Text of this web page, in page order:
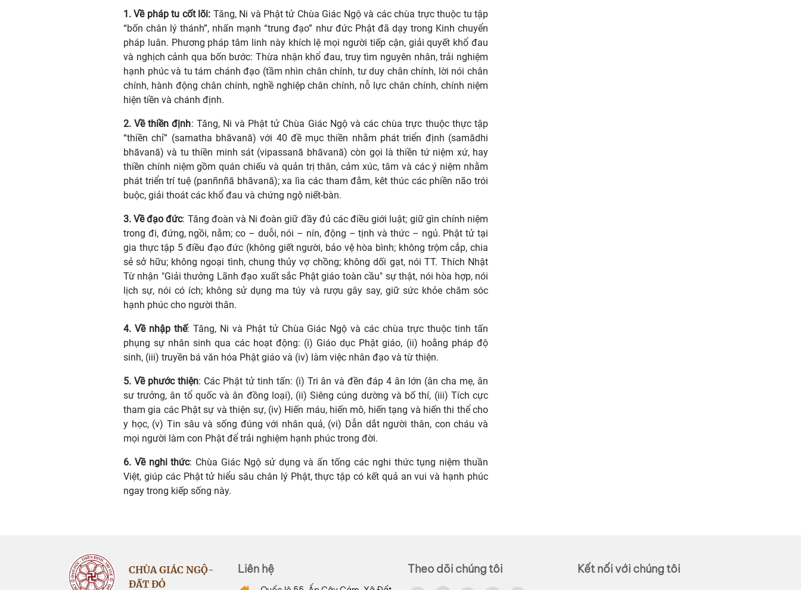
1. Về pháp tu cốt lõi: Tăng, Ni và Phật tử Chùa Giác Ngộ và các chùa trực thuộc tu tập
“bốn chân lý thánh”, nhấn mạnh “trung đạo” như đức Phật đã dạy trong Kinh chuyển
pháp luân. Phương pháp tâm linh này khích lệ mọi người tiếp cận, giải quyết khổ đau
và nghịch cảnh qua bốn bước: Thừa nhận khổ đau, truy tìm nguyên nhân, trải nghiệm
hạnh phúc và tu tám chánh đạo (tầm nhìn chân chính, tư duy chân chính, lời nói chân
chính, hành động chân chính, nghề nghiệp chân chính, nỗ lực chân chính, chính niệm
hiện tiền và chánh định.
2. Về thiền định: Tăng, Ni và Phật tử Chùa Giác Ngộ và các chùa trực thuộc thực tập
“thiền chỉ” (samatha bhāvanā) với 40 đề mục thiền nhằm phát triển định (samādhi
bhāvanā) và tu thiền minh sát (vipassanā bhāvanā) còn gọi là thiền tứ niệm xứ, hay
thiền chính niệm gồm quán chiếu và quản trị thân, cảm xúc, tâm và các ý niệm nhằm
phát triển trí tuệ (panñnñā bhāvanā); xa lìa các tham đắm, kêt thúc các phiền não trói
buộc, giải thoát các khổ đau và chứng ngộ niết-bàn.
3. Về đạo đức: Tăng đoàn và Ni đoàn giữ đầy đủ các điều giới luật; giữ gìn chính niệm
trong đi, đứng, ngồi, nằm; co – duỗi, nói – nín, động – tịnh và thức – ngủ. Phật tử tại
gia thực tập 5 điều đạo đức (không giết người, bảo vệ hòa bình; không trộm cắp, chia
sẻ sở hữu; không ngoại tình, chung thủy vợ chồng; không dối gạt, nói TT. Thích Nhật
Từ nhận "Giải thưởng Lãnh đạo xuất sắc Phật giáo toàn cầu" sự thật, nói hòa hợp, nói
lịch sự, nói có ích; không sử dụng ma túy và rượu gây say, giữ sức khỏe chăm sóc
hạnh phúc cho người thân.
4. Về nhập thế: Tăng, Ni và Phật tử Chùa Giác Ngộ và các chùa trực thuộc tinh tấn
phụng sự nhân sinh qua các hoạt động: (i) Giáo dục Phật giáo, (ii) hoằng pháp độ
sinh, (iii) truyền bá văn hóa Phật giáo và (iv) làm việc nhân đạo và từ thiện.
5. Về phước thiện: Các Phật tử tinh tấn: (i) Tri ân và đền đáp 4 ân lớn (ân cha mẹ, ân
sư trưởng, ân tổ quốc và ân đồng loại), (ii) Siêng cúng dường và bố thí, (iii) Tích cực
tham gia các Phật sự và thiện sự, (iv) Hiến máu, hiến mô, hiến tạng và hiến thi thể cho
y học, (v) Tin sâu và sống đúng với nhân quả, (vi) Dẫn dắt người thân, con cháu và
mọi người làm con Phật để trải nghiệm hạnh phúc trong đời.
6. Về nghi thức: Chùa Giác Ngộ sử dụng và ấn tống các nghi thức tụng niệm thuần
Việt, giúp các Phật tử hiểu sâu chân lý Phật, thực tập có kết quả an vui và hạnh phúc
ngay trong kiếp sống này.
CHÙA GIÁC NGỘ-
ĐẤT ĐỎ
Liên hệ Theo dõi chúng tôi Kết nối với chúng tôi